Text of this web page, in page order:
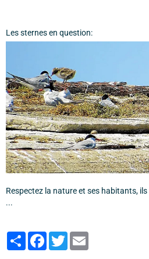
Les sternes en question:
Respectez la nature et ses habitants,
...
PartagerFacebook
Twitter